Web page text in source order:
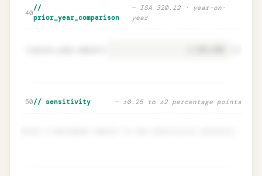
🔒Normalisation adjustments · one-off
add-backs
→
40
//
prior_year_comparison
— ISA 320.12 · year-on-
year
🔒Prior-year comparison · YoY delta
warnings
Unlock
→
50// sensitivity — ±0.25 to ±2 percentage points